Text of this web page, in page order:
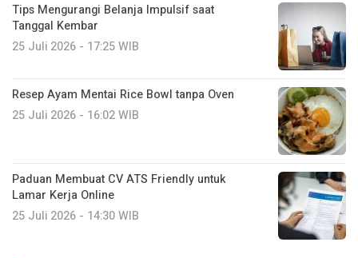
Tips Mengurangi Belanja Impulsif saat
Tanggal Kembar
25 Juli 2026 - 17:25 WIB
Resep Ayam Mentai Rice Bowl tanpa Oven
25 Juli 2026 - 16:02 WIB
Paduan Membuat CV ATS Friendly untuk
Lamar Kerja Online
25 Juli 2026 - 14:30 WIB